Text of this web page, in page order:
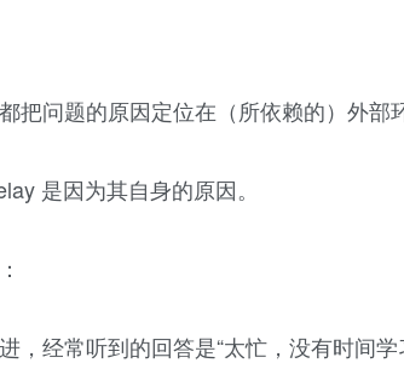
问题的原因定位在（所依赖的）外部
是因为其自身的原因。
经常听到的回答是“太忙，没有时间学